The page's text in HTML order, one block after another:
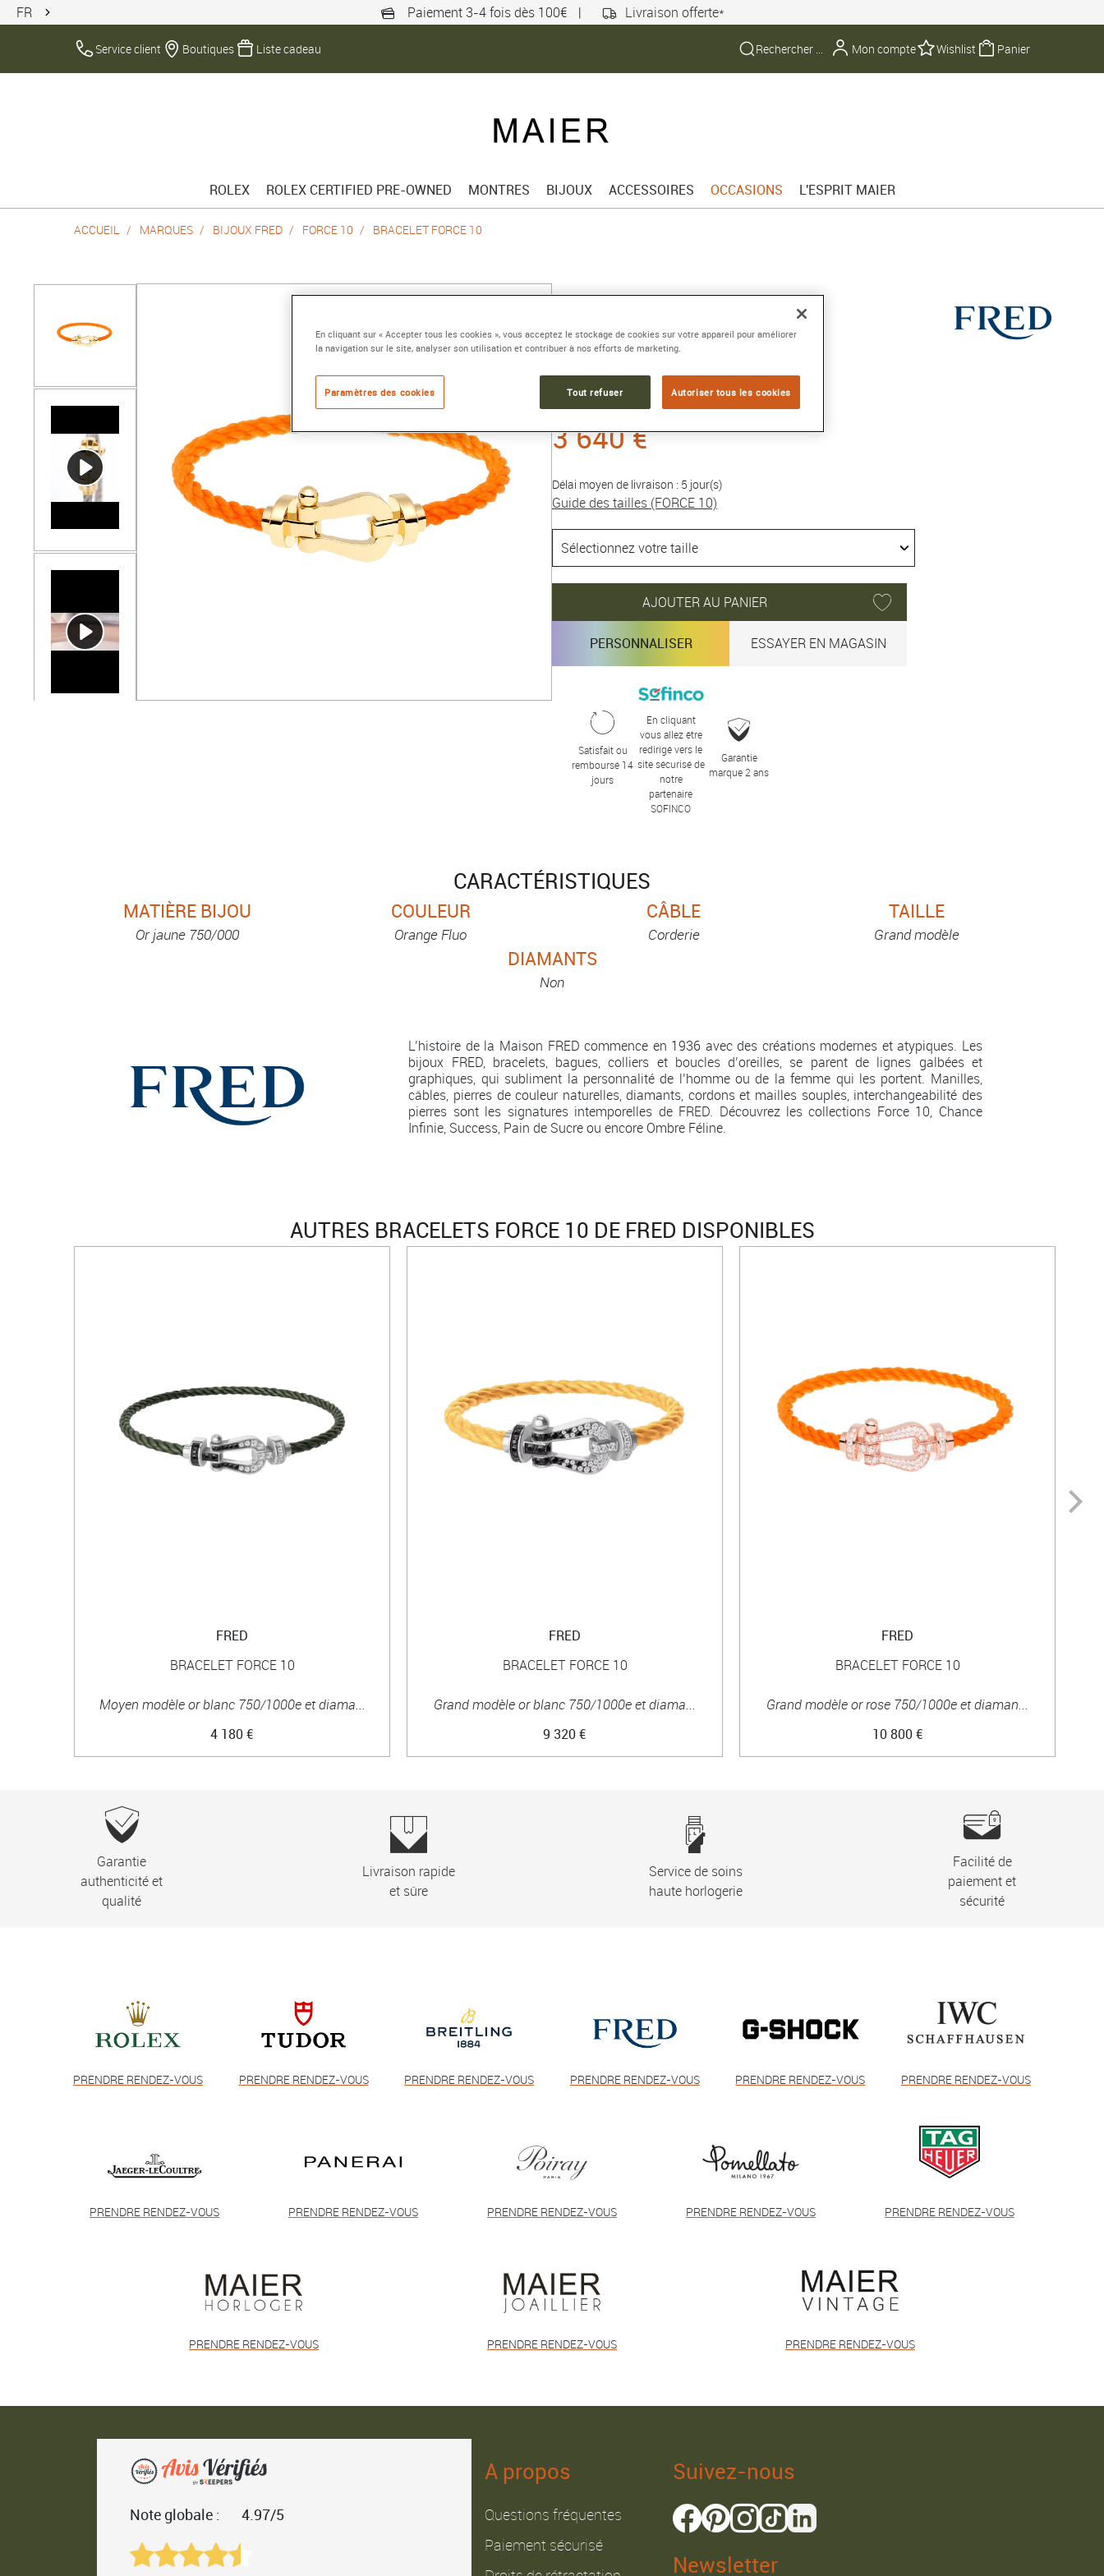
FR Paiement 3-4 fois dès 100€ | Livraison offerte*
Service client Boutiques Liste cadeau Mon compte Wishlist Panier
ROLEX ROLEX CERTIFIED PRE-OWNED MONTRES BIJOUX ACCESSOIRES OCCASIONS L'ESPRIT MAIER
ACCUEIL MARQUES BIJOUX FRED FORCE 10 BRACELET FORCE 10
BRACELET FORCE 10
Grand modèle or jaune 750/1000e
FORCE 10
3 640 €
Délai moyen de livraison : 5 jour(s)
Guide des tailles (FORCE 10)
AJOUTER AU PANIER
PERSONNALISER ESSAYER EN MAGASIN
Satisfait ou
remboursé 14
jours
En cliquant
vous allez être
redirigé vers le
site sécurisé de
notre
partenaire
SOFINCO
Garantie
marque 2 ans
CARACTÉRISTIQUES
MATIÈRE BIJOU
Or jaune 750/000
COULEUR
Orange Fluo
CÂBLE
Corderie
TAILLE
Grand modèle
DIAMANTS
Non
L’histoire de la Maison FRED commence en 1936 avec des créations modernes et atypiques. Les
bijoux FRED, bracelets, bagues, colliers et boucles d’oreilles, se parent de lignes galbées et
graphiques, qui subliment la personnalité de l’homme ou de la femme qui les portent. Manilles,
câbles, pierres de couleur naturelles, diamants, cordons et mailles souples, interchangeabilité des
pierres sont les signatures intemporelles de FRED. Découvrez les collections Force 10, Chance
Infinie, Success, Pain de Sucre ou encore Ombre Féline.
AUTRES BRACELETS FORCE 10 DE FRED DISPONIBLES
FRED
BRACELET FORCE 10
Moyen modèle or blanc 750/1000e et diama...
4 180 €
FRED
BRACELET FORCE 10
Grand modèle or blanc 750/1000e et diama...
9 320 €
FRED
BRACELET FORCE 10
Grand modèle or rose 750/1000e et diaman...
10 800 €
Garantie
authenticité et
qualité
Livraison rapide
et sûre
Service de soins
haute horlogerie
Facilité de
paiement et
sécurité
PRENDRE RENDEZ-VOUS PRENDRE RENDEZ-VOUS PRENDRE RENDEZ-VOUS PRENDRE RENDEZ-VOUS PRENDRE RENDEZ-VOUS PRENDRE RENDEZ-VOUS
PRENDRE RENDEZ-VOUS PRENDRE RENDEZ-VOUS PRENDRE RENDEZ-VOUS PRENDRE RENDEZ-VOUS PRENDRE RENDEZ-VOUS
PRENDRE RENDEZ-VOUS PRENDRE RENDEZ-VOUS PRENDRE RENDEZ-VOUS
Note globale : 4.97/5
A propos
Questions fréquentes
Paiement sécurisé
Suivez-nous
Newsletter
En cliquant sur « Accepter tous les cookies », vous acceptez le stockage de cookies sur votre appareil pour améliorer
la navigation sur le site, analyser son utilisation et contribuer à nos efforts de marketing.
Paramètres des cookies Tout refuser Autoriser tous les cookies